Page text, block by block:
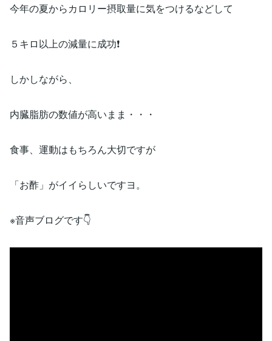
今年の夏からカロリー摂取量に気をつけるなどして
５キロ以上の減量に成功❗
しかしながら、
内臓脂肪の数値が高いまま・・・
食事、運動はもちろん大切ですが
「お酢」がイイらしいですヨ。
※音声ブログです👇